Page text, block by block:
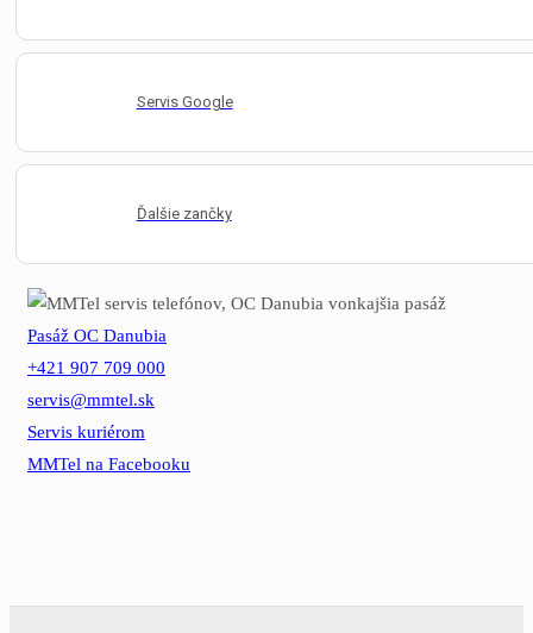
Servis Google
Ďalšie zančky
Pasáž OC Danubia
+421 907 709 000
servis@mmtel.sk
Servis kuriérom
MMTel na Facebooku